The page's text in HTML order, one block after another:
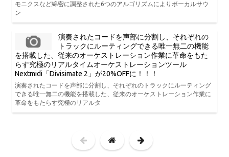
モニクスなど綿密に調整された6つのアルゴリズムによりボーカルサウ
ン
演奏されたコードを声部に分割し、それぞれの
トラックにルーティングできる唯一無二の機能
を搭載した、従来のオーケストレーション作業に革命をもた
らす究極のリアルタイムオーケストレーションツール
Nextmidi「Divisimate 2」が20%OFFに！！！
演奏されたコードを声部に分割し、それぞれのトラックにルーティング
できる唯一無二の機能を搭載した、従来のオーケストレーション作業に
革命をもたらす究極のリアルタ